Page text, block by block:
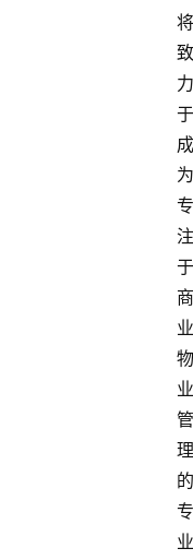
将
致
力
于
成
为
专
注
于
商
业
物
业
管
理
的
专
业